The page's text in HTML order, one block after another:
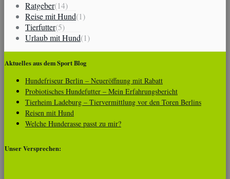
Ratgeber(14)
Reise mit Hund(1)
Tierfutter(5)
Urlaub mit Hund(1)
Aktuelles aus dem Sport Blog
Hundefriseur Berlin – Neueröffnung mit Rabatt
Probiotisches Hundefutter – Mein Erfahrungsbericht
Tierheim Ladeburg – Tiervermittlung vor den Toren Berlins
Reisen mit Hund
Welche Hunderasse passt zu mir?
Unser Versprechen: